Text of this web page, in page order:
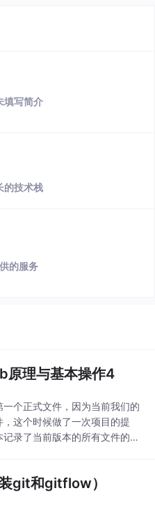
填写简介
的技术栈
的服务
理与基本操作4
个正式文件，因为当前我们的
这个时候做了一次项目的提
录了当前版本的所有文件的镜
w
git和gitflow）